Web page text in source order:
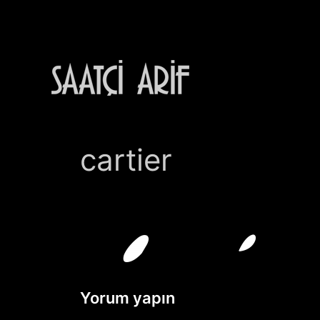
cartier
Yorum yapın